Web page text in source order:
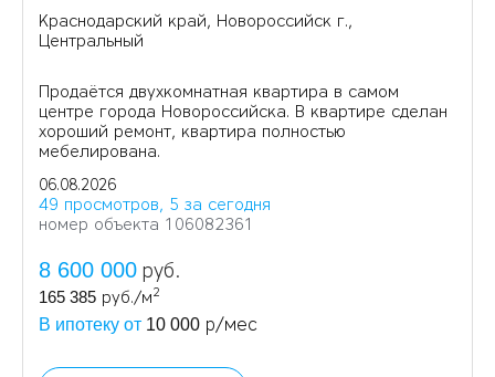
Краснодарский край, Новороссийск г.,
Центральный
Продаётся двухкомнатная квартира в самом
центре города Новороссийска. В квартире сделан
хороший ремонт, квартира полностью
мебелирована.
06.08.2026
49 просмотров, 5 за сегодня
номер объекта 106082361
8 600 000 руб.
165 385 руб./м2
В ипотеку от 10 000 р/мес